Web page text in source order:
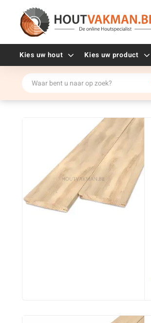
Kies uw hout Kies uw product
Verzinkte schroeven
Zwarte schroeven
Alle vijzen